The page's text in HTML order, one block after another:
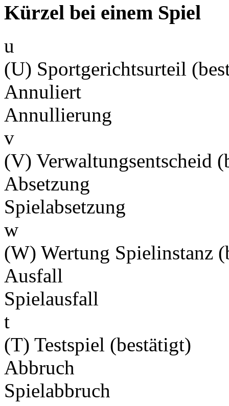
Kürzel bei einem Spiel
u
(U) Sportgerichtsurteil
Annuliert
Annullierung
v
(V) Verwaltungsentscheid
Absetzung
Spielabsetzung
w
(W) Wertung Spielinstanz
Ausfall
Spielausfall
t
(T) Testspiel (bestätigt)
Abbruch
Spielabbruch